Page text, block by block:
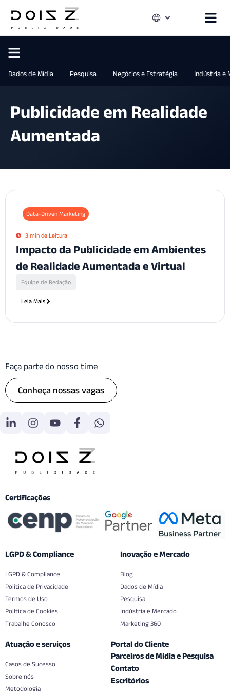
Dados de Mídia Pesquisa Negócios e Estratégia Indústria e
Publicidade em Realidade
Aumentada
Data-Driven Marketing
3 min de Leitura
Impacto da Publicidade em Ambientes
de Realidade Aumentada e Virtual
Equipe de Redação
Leia Mais
Faça parte do nosso time
Conheça nossas vagas
Certificações
LGPD & Compliance
LGPD & Compliance
Politica de Privacidade
Termos de Uso
Política de Cookies
Trabalhe Conosco
Inovação e Mercado
Blog
Dados de Mídia
Pesquisa
Indústria e Mercado
Marketing 360
Atuação e serviços
Casos de Sucesso
Sobre nós
Metodologia
Portal do Cliente
Parceiros de Mídia e Pesquisa
Contato
Escritórios